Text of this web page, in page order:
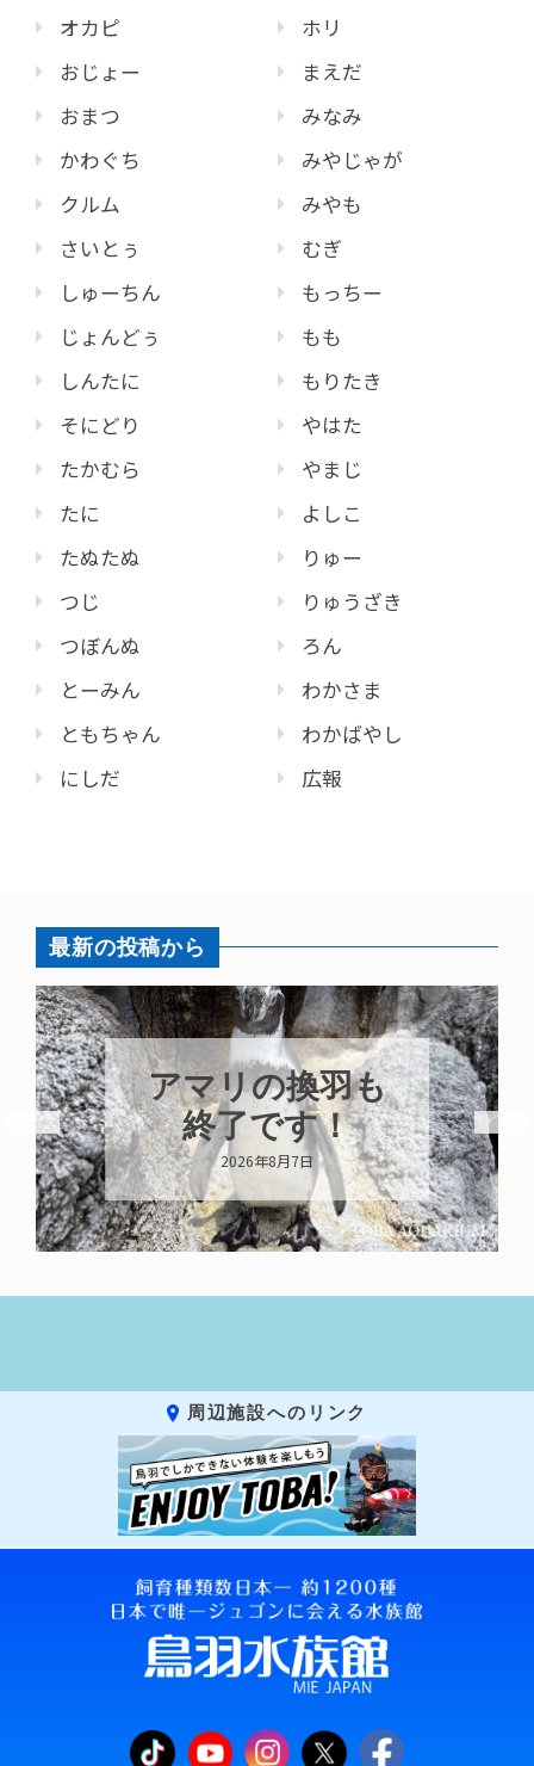
オカピ
おじょー
おまつ
かわぐち
クルム
さいとぅ
しゅーちん
じょんどぅ
しんたに
そにどり
たかむら
たに
たぬたぬ
つじ
つぼんぬ
とーみん
ともちゃん
にしだ
ホリ
まえだ
みなみ
みやじゃが
みやも
むぎ
もっちー
もも
もりたき
やはた
やまじ
よしこ
りゅー
りゅうざき
ろん
わかさま
わかばやし
広報
最新の投稿から
アマリの換羽も
終了です！
2026年8月7日
周辺施設へのリンク